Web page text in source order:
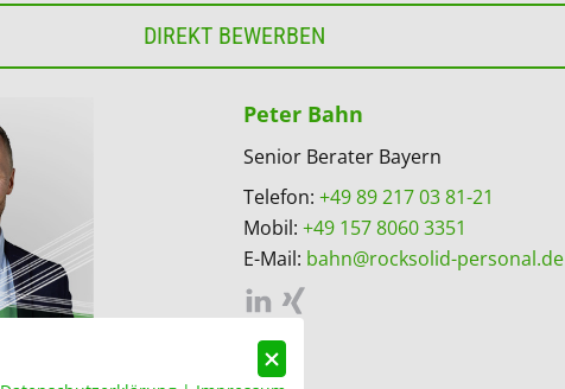
DIREKT BEWERBEN
Peter Bahn
Senior Berater Bayern
Telefon:+49 89 217 03 81-21
Mobil:+49 157 8060 3351
E-Mail: bahn@rocksolid-personal.de